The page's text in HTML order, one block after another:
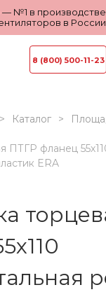
— №1 в
в
8 (800) 500-11-23
Каталог
ПТГР фланец
ERA